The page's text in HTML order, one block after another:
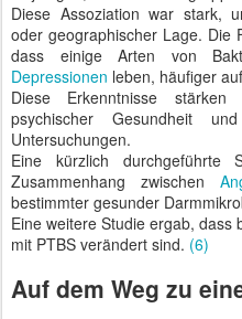
Diese Assoziation war stark,
oder geographischer Lage. Die
dass einige Arten von
Depressionen leben, häufiger
Diese Erkenntnisse stärken
psychischer Gesundheit
Untersuchungen.
Eine kürzlich durchgeführte
Zusammenhang zwischen
bestimmter gesunder
Eine weitere Studie ergab, dass
mit PTBS verändert sind. (6)
Auf dem Weg zu